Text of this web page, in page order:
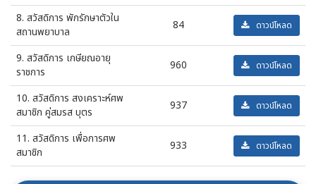
8. สวัสดิการ พักรักษาตัวใน
สถานพยาบาล
84 ดาวน์โหลด
9. สวัสดิการ เกษียณอายุ
ราชการ
960 ดาวน์โหลด
10. สวัสดิการ สงเคราะห์ศพ
สมาชิก คู่สมรส บุตร
937 ดาวน์โหลด
11. สวัสดิการ เพื่อการศพ
สมาชิก
933 ดาวน์โหลด